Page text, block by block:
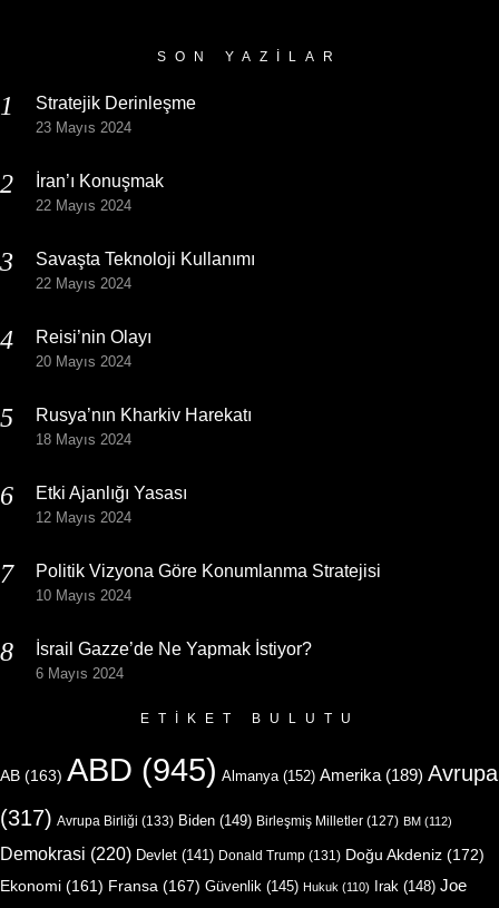
SON YAZILAR
Stratejik Derinleşme
23 Mayıs 2024
İran’ı Konuşmak
22 Mayıs 2024
Savaşta Teknoloji Kullanımı
22 Mayıs 2024
Reisi’nin Olayı
20 Mayıs 2024
Rusya’nın Kharkiv Harekatı
18 Mayıs 2024
Etki Ajanlığı Yasası
12 Mayıs 2024
Politik Vizyona Göre Konumlanma Stratejisi
10 Mayıs 2024
İsrail Gazze’de Ne Yapmak İstiyor?
6 Mayıs 2024
ETIKET BULUTU
AB (163) ABD (945) Almanya(152) Amerika (189) Avrupa
(317) Avrupa Birliği (133) Biden (149) Birleşmiş Milletler (127) BM (112)
Demokrasi (220) Devlet (141) Donald Trump (131) Doğu Akdeniz (172)
Ekonomi (161) Fransa (167) Güvenlik (145) Hukuk (110) Irak (148) Joe